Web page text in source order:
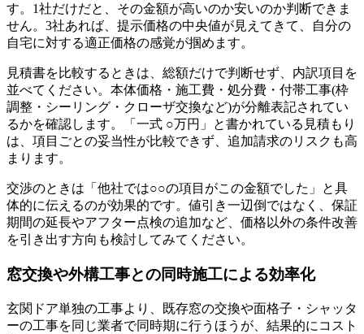
す。1社だけだと、その金額が高いのか安いのか判断できま
せん。3社あれば、提示価格の中央値が見えてきて、自分の
自宅に対する適正価格の感覚が掴めます。
見積書を比較するときは、総額だけで判断せず、内訳項目を
並べてください。本体価格・施工費・処分費・付帯工事(枠
調整・シーリング・クローザ交換など)が分離表記されてい
るかを確認します。「一式 ○万円」と書かれている見積もり
は、項目ごとの妥当性が比較できず、追加請求のリスクも高
まります。
交渉のときは「他社では○○の項目がこの金額でした」と具
体的に伝えるのが効果的です。値引き一辺倒ではなく、保証
期間の延長やアフター点検の追加など、価格以外の条件改善
を引き出す方向も検討してみてください。
窓交換や外構工事との同時施工による効率化
玄関ドア単独の工事より、既存窓の交換や面格子・シャッタ
ーの工事を同じ業者で同時期に行うほうが、結果的にコスト